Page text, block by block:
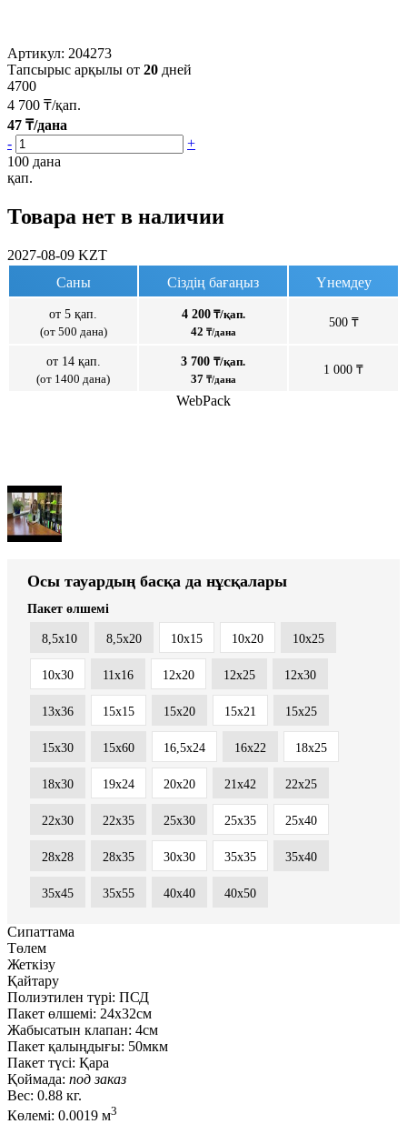
Артикул: 204273
Тапсырыс арқылы от 20 дней
4700
4 700 ₸/қап.
47 ₸/дана
-
+
100 дана
қап.
Товара нет в наличии
2027-08-09 KZT
Саны
Сіздің бағаңыз Үнемдеу
от 5 қап.
(от 500 дана)
4 200₸/қап.
42 ₸/дана
500 ₸
от 14 қап.
(от 1400 дана)
3 700 ₸/қап.
37 ₸/дана
1 000 ₸
WebPack
Осы тауардың басқа да нұсқалары
Пакет өлшемі
8,5x10 8,5x20 10x15 10x20 10x25
10x30 11x16 12x20 12x25 12x30
13x36 15x15 15x20 15x21 15x25
15x30 15x60 16,5х24 16x22 18x25
18x30 19х24 20x20 21x42 22x25
22x30 22x35 25x30 25x35 25x40
28x28 28x35 30x30 35x35 35x40
35x45 35x55 40x40 40x50
Сипаттама
Төлем
Жеткізу
Қайтару
Полиэтилен түрі: ПСД
Пакет өлшемі: 24х32см
Жабысатын клапан: 4см
Пакет қалыңдығы: 50мкм
Пакет түсі: Қара
Қоймада: под заказ
Вес: 0.88 кг.
Көлемі: 0.0019 м3